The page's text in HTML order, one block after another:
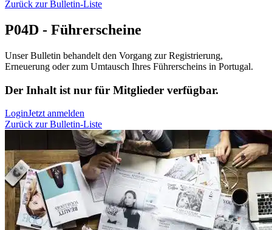
Zurück zur Bulletin-Liste
P04D - Führerscheine
Unser Bulletin behandelt den Vorgang zur Registrierung,
Erneuerung oder zum Umtausch Ihres Führerscheins in Portugal.
Der Inhalt ist nur für Mitglieder verfügbar.
LoginJetzt anmelden
Zurück zur Bulletin-Liste